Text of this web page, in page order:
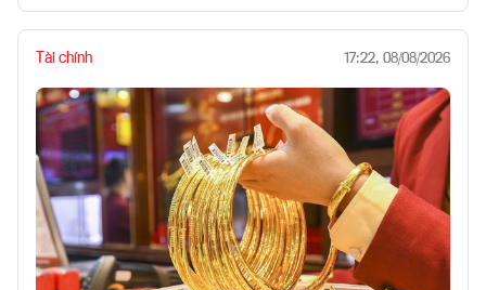
Tài chính 17:22, 08/08/2026